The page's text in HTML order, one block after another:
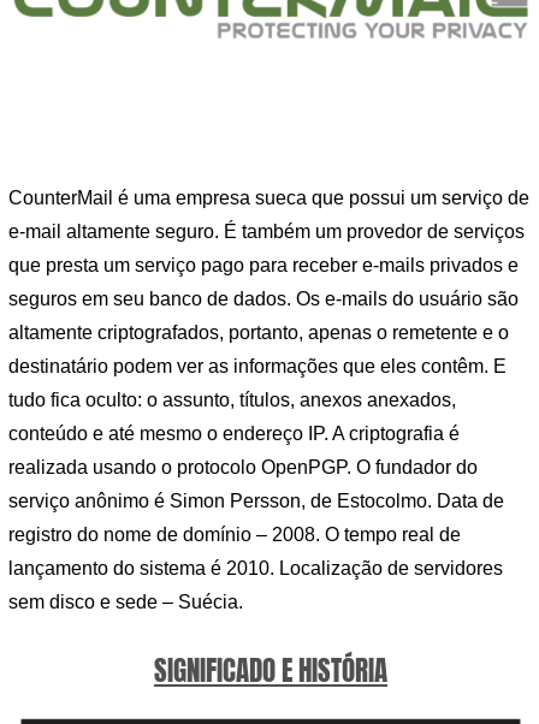
CounterMail é uma empresa sueca que possui um serviço de
e-mail altamente seguro. É também um provedor de serviços
que presta um serviço pago para receber e-mails privados e
seguros em seu banco de dados. Os e-mails do usuário são
altamente criptografados, portanto, apenas o remetente e o
destinatário podem ver as informações que eles contêm. E
tudo fica oculto: o assunto, títulos, anexos anexados,
conteúdo e até mesmo o endereço IP. A criptografia é
realizada usando o protocolo OpenPGP. O fundador do
serviço anônimo é Simon Persson, de Estocolmo. Data de
registro do nome de domínio – 2008. O tempo real de
lançamento do sistema é 2010. Localização de servidores
sem disco e sede – Suécia.
SIGNIFICADO E HISTÓRIA